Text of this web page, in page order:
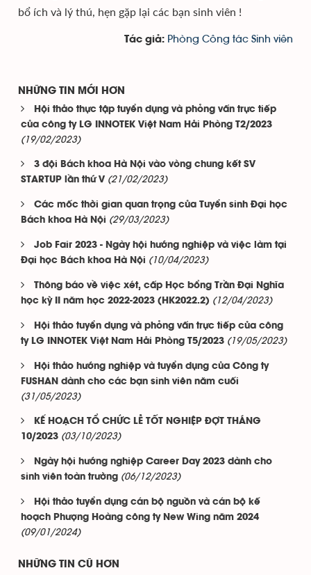
bổ ích và lý thú, hẹn gặp lại các bạn sinh viên !
Tác giả: Phòng Công tác Sinh viên
NHỮNG TIN MỚI HƠN
Hội thảo thực tập tuyển dụng và phỏng vấn trực tiếp
của công ty LG INNOTEK Việt Nam Hải Phòng T2/2023
(19/02/2023)
3 đội Bách khoa Hà Nội vào vòng chung kết SV
STARTUP lần thứ V (21/02/2023)
Các mốc thời gian quan trọng của Tuyển sinh Đại học
Bách khoa Hà Nội (29/03/2023)
Job Fair 2023 - Ngày hội hướng nghiệp và việc làm tại
Đại học Bách khoa Hà Nội (10/04/2023)
Thông báo về việc xét, cấp Học bổng Trần Đại Nghĩa
học kỳ II năm học 2022-2023 (HK2022.2) (12/04/2023)
Hội thảo tuyển dụng và phỏng vấn trực tiếp của công
ty LG INNOTEK Việt Nam Hải Phòng T5/2023 (19/05/2023)
Hội thảo hướng nghiệp và tuyển dụng của Công ty
FUSHAN dành cho các bạn sinh viên năm cuối
(31/05/2023)
KẾ HOẠCH TỔ CHỨC LỄ TỐT NGHIỆP ĐỢT THÁNG
10/2023 (03/10/2023)
Ngày hội hướng nghiệp Career Day 2023 dành cho
sinh viên toàn trường (06/12/2023)
Hội thảo tuyển dụng cán bộ nguồn và cán bộ kế
hoạch Phượng Hoàng công ty New Wing năm 2024
(09/01/2024)
NHỮNG TIN CŨ HƠN